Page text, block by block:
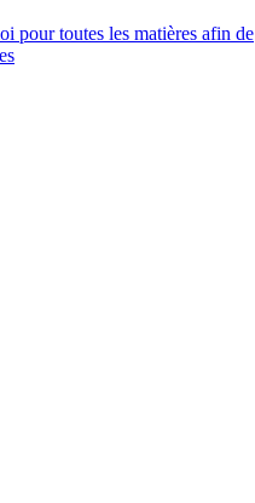
pour toutes les matières afin de